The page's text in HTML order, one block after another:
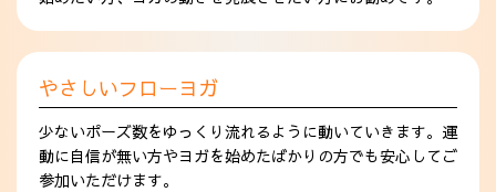
やさしいフローヨガ
少ないポーズ数をゆっくり流れるように動いていきます。運
動に自信が無い方やヨガを始めたばかりの方でも安心してご
参加いただけます。